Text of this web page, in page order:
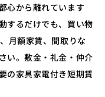
心から離れています
するだけでも、買い物
月額家賃、間取りな
い。敷金・礼金・仲介
の家具家電付き短期賃